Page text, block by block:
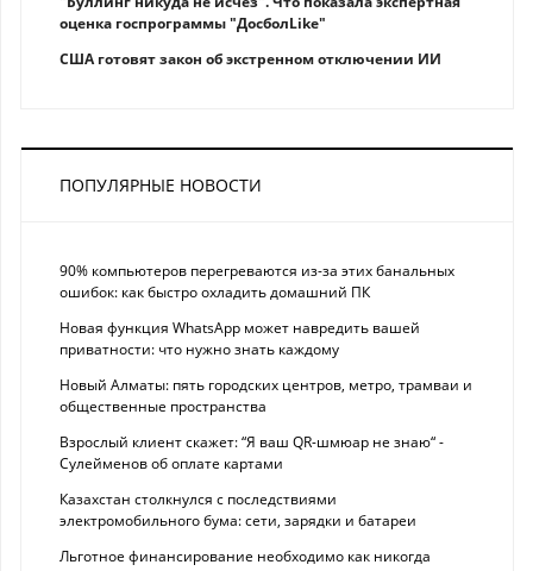
оценка госпрограммы "ДосболLike"
США готовят закон об экстренном отключении ИИ
ПОПУЛЯРНЫЕ НОВОСТИ
90% компьютеров перегреваются из-за этих банальных
ошибок: как быстро охладить домашний ПК
Новая функция WhatsApp может навредить вашей
приватности: что нужно знать каждому
Новый Алматы: пять городских центров, метро, трамваи и
общественные пространства
Взрослый клиент скажет: “Я ваш QR-шмюар не знаю“ -
Сулейменов об оплате картами
Казахстан столкнулся с последствиями
электромобильного бума: сети, зарядки и батареи
Льготное финансирование необходимо как никогда